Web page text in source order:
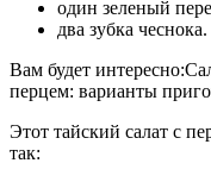
один зеленый
два зубка чеснока.
Вам будет
перцем: варианты
Этот тайский салат с
так: